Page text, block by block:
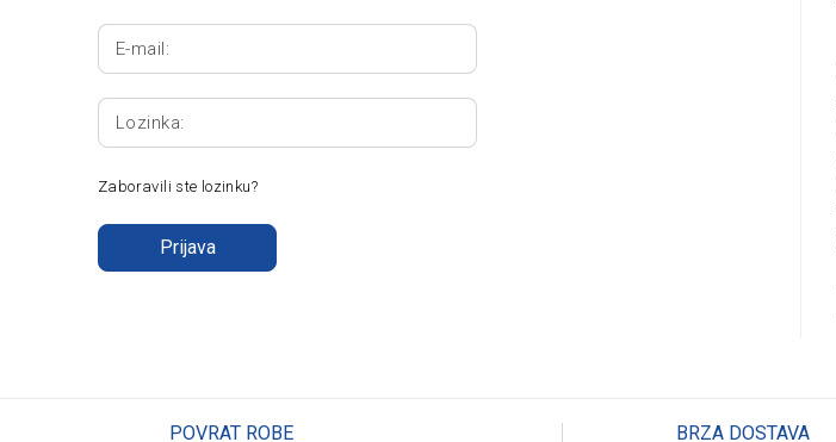
E-mail:
Lozinka:
Zaboravili ste lozinku?
Prijava
POVRAT ROBE BRZA DOSTAVA